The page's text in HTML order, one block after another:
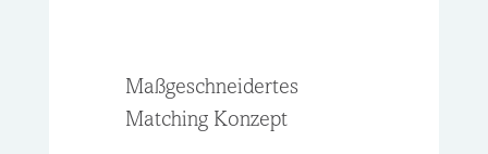
Maßgeschneidertes
Matching Konzept